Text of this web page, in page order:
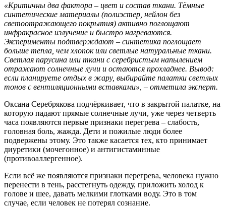
«Критичны два фактора – цвет и состав ткани. Тёмные
синтетические материалы (полиэстер, нейлон без
светоотражающего покрытия) активно поглощают
инфракрасное излучение и быстро нагреваются.
Эксперименты подтверждают – синтетика поглощает
больше тепла, чем хлопок или светлые натуральные ткани.
Светлая парусина или ткани с серебристым напылением
отражают солнечные лучи и остаются прохладнее. Вывод:
если планируете отдых в жару, выбирайте палатки светлых
тонов с вентиляционными вставками», – отметила эксперт.
Оксана Серебрякова подчёркивает, что в закрытой палатке, на
которую падают прямые солнечные лучи, уже через четверть
часа появляются первые признаки перегрева – слабость,
головная боль, жажда. Дети и пожилые люди более
подвержены этому. Это также касается тех, кто принимает
диуретики (мочегонное) и антигистаминные
(противоаллергенное).
Если всё же появляются признаки перегрева, человека нужно
перенести в тень, расстегнуть одежду, приложить холод к
голове и шее, давать мелкими глотками воду. Это в том
случае, если человек не потерял сознание.